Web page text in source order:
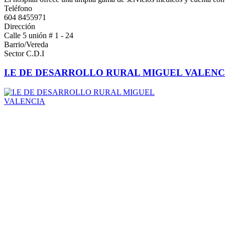
Teléfono
604 8455971
Dirección
Calle 5 unión # 1 - 24
Barrio/Vereda
Sector C.D.I
I.E DE DESARROLLO RURAL MIGUEL